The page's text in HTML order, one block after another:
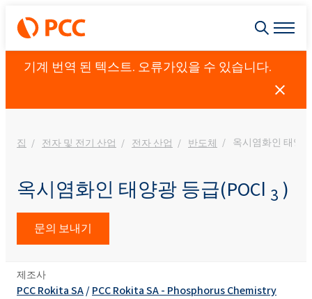
기계 번역 된 텍스트. 오류가있을 수 있습니다.
집 전자 및 전기 산업 전자 산업 반도체 옥시염화인 태양
옥시염화인 태양광 등급(POCl 3 )
문의 보내기
제조사
PCC Rokita SA/PCC Rokita SA - Phosphorus Chemistry